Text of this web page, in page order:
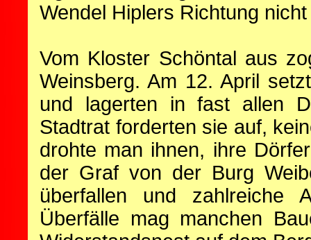
Wendel Hiplers Richtung
Vom Kloster Schöntal aus
Weinsberg. Am 12. April
und lagerten in fast allen
Stadtrat forderten sie auf,
drohte man ihnen, ihre
der Graf von der Burg
überfallen und zahlreiche
Überfälle mag manchen